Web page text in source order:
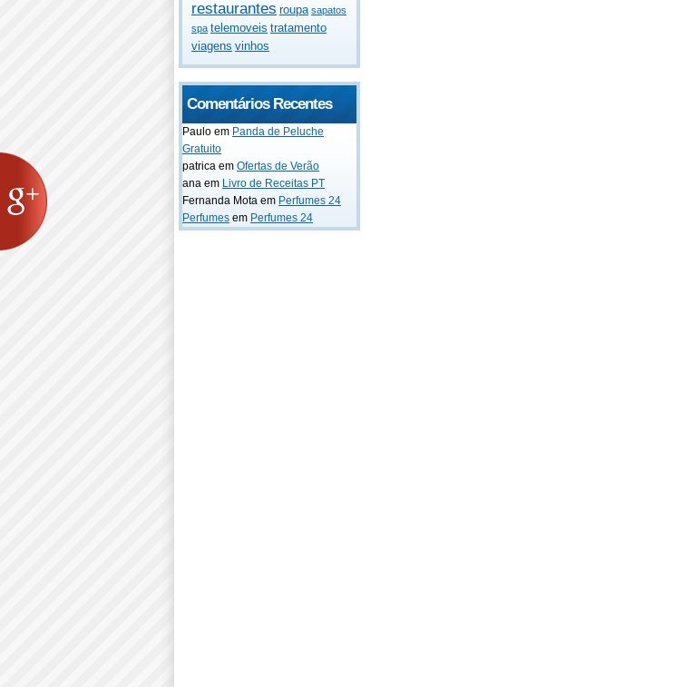
restaurantes roupa sapatos
spa telemoveis tratamento
viagens vinhos
Comentários Recentes
Paulo em Panda de Peluche
Gratuito
patrica em Ofertas de Verão
ana em Livro de Receitas PT
Fernanda Mota em Perfumes 24
Perfumes em Perfumes 24